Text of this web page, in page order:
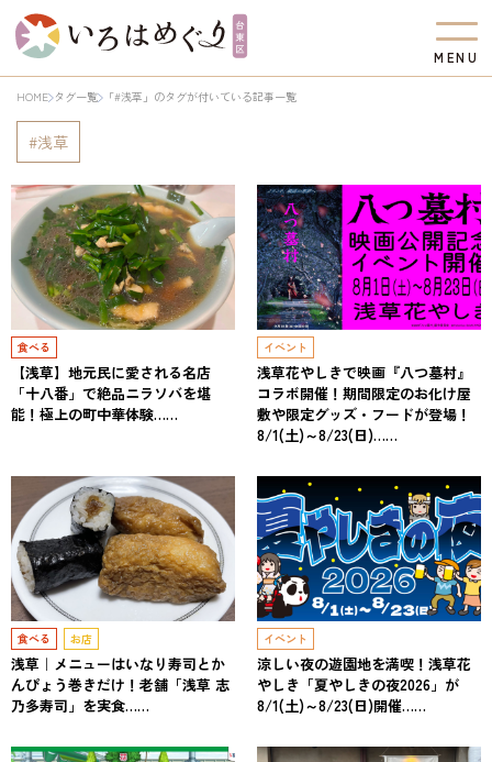
M EN U
HOME タグ一覧 「#浅草」のタグが付いている記事一覧
浅草
食べる
【浅草】地元民に愛される名店
「十八番」で絶品ニラソバを堪
能！極上の町中華体験……
イベント
浅草花やしきで映画『八つ墓村』
コラボ開催！期間限定のお化け屋
敷や限定グッズ・フードが登場！
8/1(土)～8/23(日)……
食べる お店
浅草｜メニューはいなり寿司とか
んぴょう巻きだけ！老舗「浅草 志
乃多寿司」を実食……
イベント
涼しい夜の遊園地を満喫！浅草花
やしき「夏やしきの夜2026」が
8/1(土)～8/23(日)開催……